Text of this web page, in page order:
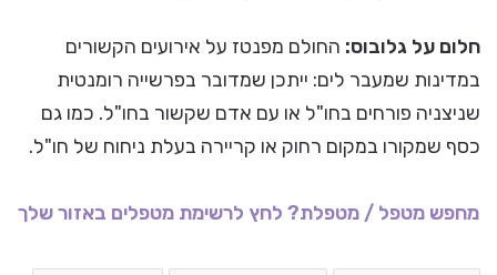
חלום על גלובוס: החולם מפנטז על אירועים הקשורים
במדינות שמעבר לים: ייתכן שמדובר בפרשייה רומנטית
שניצניה פורחים בחו"ל או עם אדם שקשור בחו"ל. כמו גם
כסף שמקורו במקום רחוק או קריירה בעלת ניחוח של חו"ל.
מחפש מטפל / מטפלת? לחץ לרשימת מטפלים באזור שלך